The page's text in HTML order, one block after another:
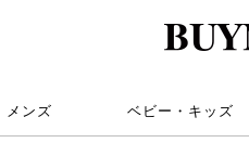
メンズ ベビー・キッズ